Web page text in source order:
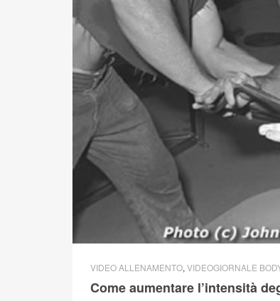
VIDEO ALLENAMENTO, VIDEOGIORNALE
Come aumentare l’intensità